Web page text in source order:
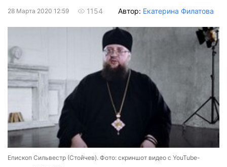
28 Марта 2020 12:59 1154 Автор: Екатерина Филатова
Епископ Сильвестр (Стойчев). Фото: скриншот видео с YouTube-